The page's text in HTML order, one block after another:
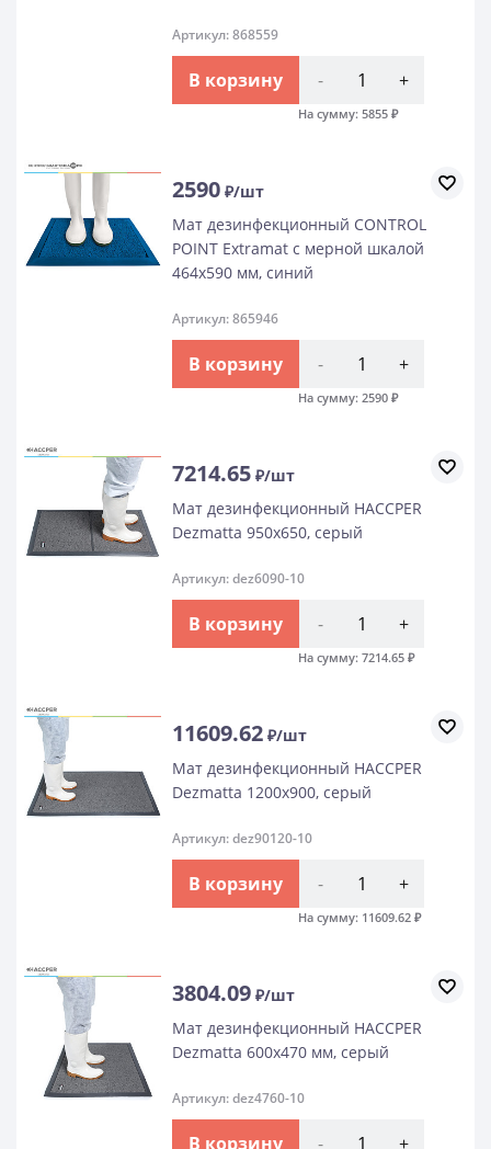
Артикул: 868559
В корзину - +
На сумму: 5855 ₽
2590 ₽/шт
Мат дезинфекционный CONTROL
POINT Extramat с мерной шкалой
464х590 мм, синий
Артикул: 865946
В корзину - +
На сумму: 2590 ₽
7214.65 ₽/шт
Мат дезинфекционный HACCPER
Dezmatta 950х650, серый
Артикул: dez6090-10
В корзину - +
На сумму: 7214.65 ₽
11609.62 ₽/шт
Мат дезинфекционный HACCPER
Dezmatta 1200х900, серый
Артикул: dez90120-10
В корзину - +
На сумму: 11609.62 ₽
3804.09 ₽/шт
Мат дезинфекционный HACCPER
Dezmatta 600х470 мм, серый
Артикул: dez4760-10
В корзину - +